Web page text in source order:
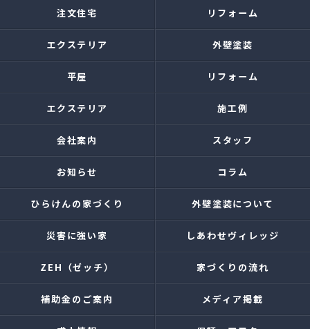
注文住宅 リフォーム
エクステリア 外壁塗装
平屋 リフォーム
エクステリア 施工例
会社案内 スタッフ
お知らせ コラム
ひらけんの家づくり 外壁塗装について
災害に強い家 しあわせヴィレッジ
ZEH（ゼッチ） 家づくりの流れ
補助金のご案内 メディア掲載